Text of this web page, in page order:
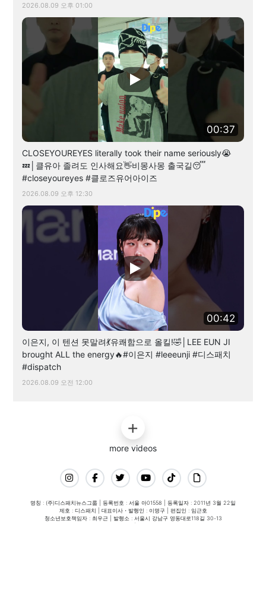
2026.08.09 오후 01:00
00:37
CLOSEYOUREYES literally took their name seriously😭
💤│클유아 졸려도 인사해요👋비몽사몽 출국길😴
#closeyoureyes #클로즈유어아이즈
2026.08.09 오후 12:30
00:42
이은지, 이 텐션 못말려💃유쾌함으로 올킬!🤣│LEE EUN JI
brought ALL the energy🔥#이은지 #leeeunji #디스패치
#dispatch
2026.08.09 오전 12:00
more videos
명칭 : (주)디스패치뉴스그룹 | 등록번호 : 서울 아01558 | 등록일자 : 2011년 3월 22일
제호 : 디스패치 | 대표이사・발행인 : 이명구 | 편집인 : 임근호
청소년보호책임자 : 최우근 | 발행소 : 서울시 강남구 영동대로118길 30-13